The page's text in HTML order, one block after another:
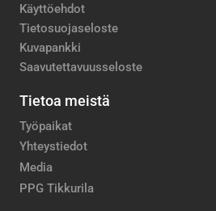
Käyttöehdot
Tietosuojaseloste
Kuvapankki
Saavutettavuusseloste
Tietoa meistä
Työpaikat
Yhteystiedot
Media
PPG Tikkurila